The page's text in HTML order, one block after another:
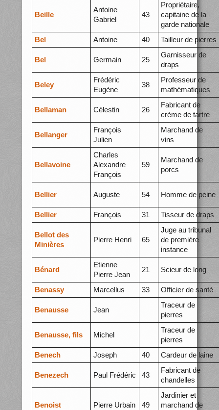
Beille
Antoine
Gabriel
43
Propriétaire,
capitaine de la
garde nationale
Bel
Antoine 40 Tailleur de pierres
Bel Germain 25
Garnisseur de
draps
Beley
Frédéric
Eugène
38
Professeur de
mathématiques
Bellaman Célestin 26
Fabricant de
crème de tartre
Bellanger
François
Julien
Marchand de
vins
Bellavoine
Charles
Alexandre
François
59
Marchand de
porcs
Bellier Auguste 54 Homme de peine
Bellier François 31 Tisseur de draps
Bellot des
Minières
Pierre Henri 65
Juge au tribunal
de première
instance
Bénard
Etienne
Pierre Jean
21 Scieur de long
Benassy Marcellus 33 Officier de santé
Benausse Jean
Traceur de
pierres
Benausse, fils Michel
Traceur de
pierres
Benech
Joseph 40 Cardeur de laine
Benezech Paul Frédéric 43
Fabricant de
chandelles
Benoist Pierre Urbain 49
Jardinier et
marchand de